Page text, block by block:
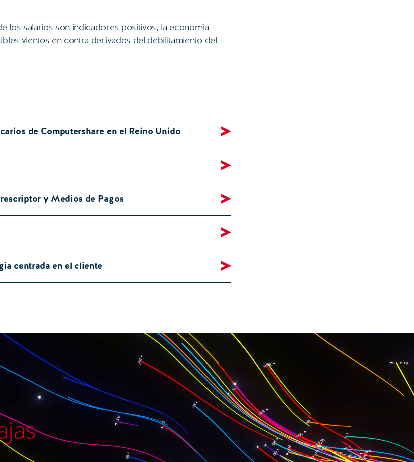
los salarios son indicadores positivos, la economía
vientos en contra derivados del debilitamiento del
de Computershare en el Reino Unido
y Medios de Pagos
centrada en el cliente